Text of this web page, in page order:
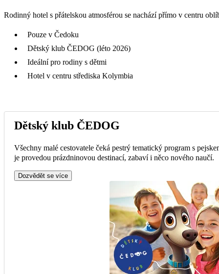
Rodinný hotel s přátelskou atmosférou se nachází přímo v centru
Pouze v Čedoku
Dětský klub ČEDOG (léto 2026)
Ideální pro rodiny s dětmi
Hotel v centru střediska Kolymbia
Dětský klub ČEDOG
Všechny malé cestovatele čeká pestrý tematický program s
je provedou prázdninovou destinací, zabaví i něco nového naučí.
Dozvědět se více